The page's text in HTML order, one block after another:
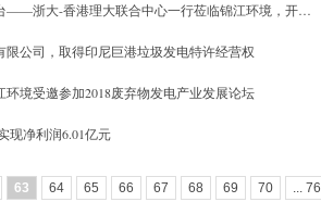
大-香港理大联合中心一行莅临锦江环境，开展合作交...
公司，取得印尼巨港垃圾发电特许经营权
境受邀参加2018废弃物发电产业发展论坛
现净利润6.01亿元
63 64 65 66 67 68 69 70 ... 76